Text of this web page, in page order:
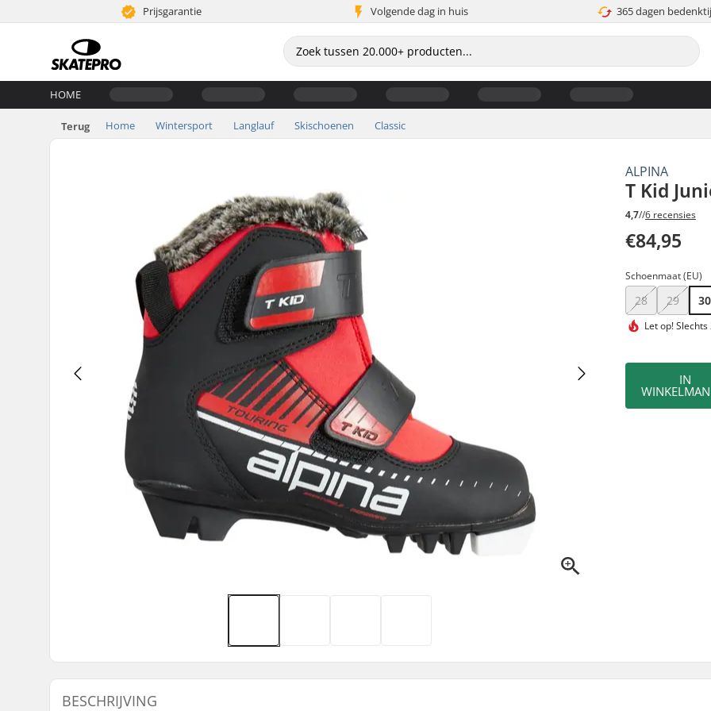
Prijsgarantie Volgende dag in huis 365 dagen
HOME
Terug Home Wintersport Langlauf Skischoenen Classic
ALPINA
T Kid
4,7//6 recensies
€84,95
Schoenmaat (EU)
28 29 30
Let op!
IN
BESCHRIJVING